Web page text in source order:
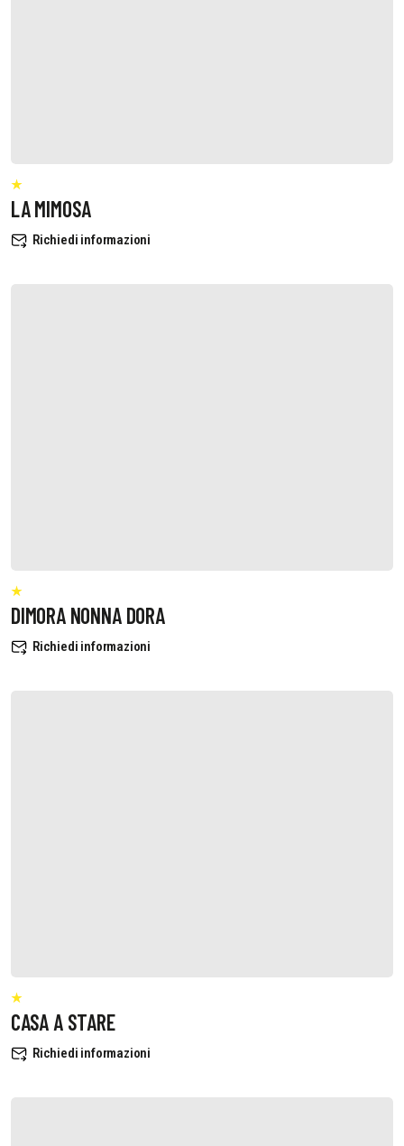
LA MIMOSA
Richiedi informazioni
DIMORA NONNA DORA
Richiedi informazioni
CASA A STARE
Richiedi informazioni